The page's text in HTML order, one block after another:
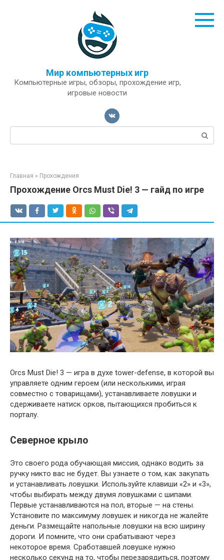
Мир компьютерных игр
Компьютерные игры, обзоры, прохождение игр,
игровые новости
Поиск:
Главная » Прохождения
Прохождение Orcs Must Die! 3 — гайд по игре
Orcs Must Die! 3 — игра в духе tower-defense, в которой вы
управляете одним героем (или несколькими, играя
совместно с товарищами), устанавливаете ловушки и
сдерживаете натиск орков, пытающихся пробиться к
порталу.
Северное крыло
Это своего рода обучающая миссия, однако водить за
ручку никто вас не будет. Вы узнаете о том, как закупать
и устанавливать ловушки. Используйте клавиши «2» и «3»,
чтобы выбирать между двумя ловушками с шипами.
Первые устанавливаются на пол, вторые — на стены.
Установите по максимуму ловушек и никогда не жалейте
деньги. Размещайте напольные ловушки на всю ширину
дороги. И помните, что они срабатывают через
некоторое время. Сработавшей ловушке нужно
несколько секунд на то, чтобы перезарядиться, поэтому